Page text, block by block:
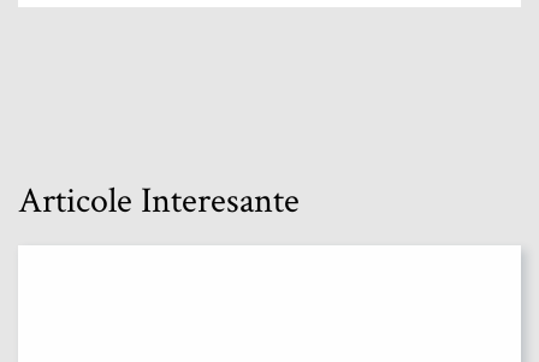
Articole Interesante